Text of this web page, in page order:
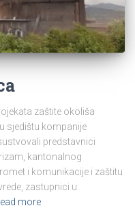
zaštite okoliša
sjedištu kompanije
predstavnici
kantonalnog
i komunikacije i zaštitu
zastupnici u
more